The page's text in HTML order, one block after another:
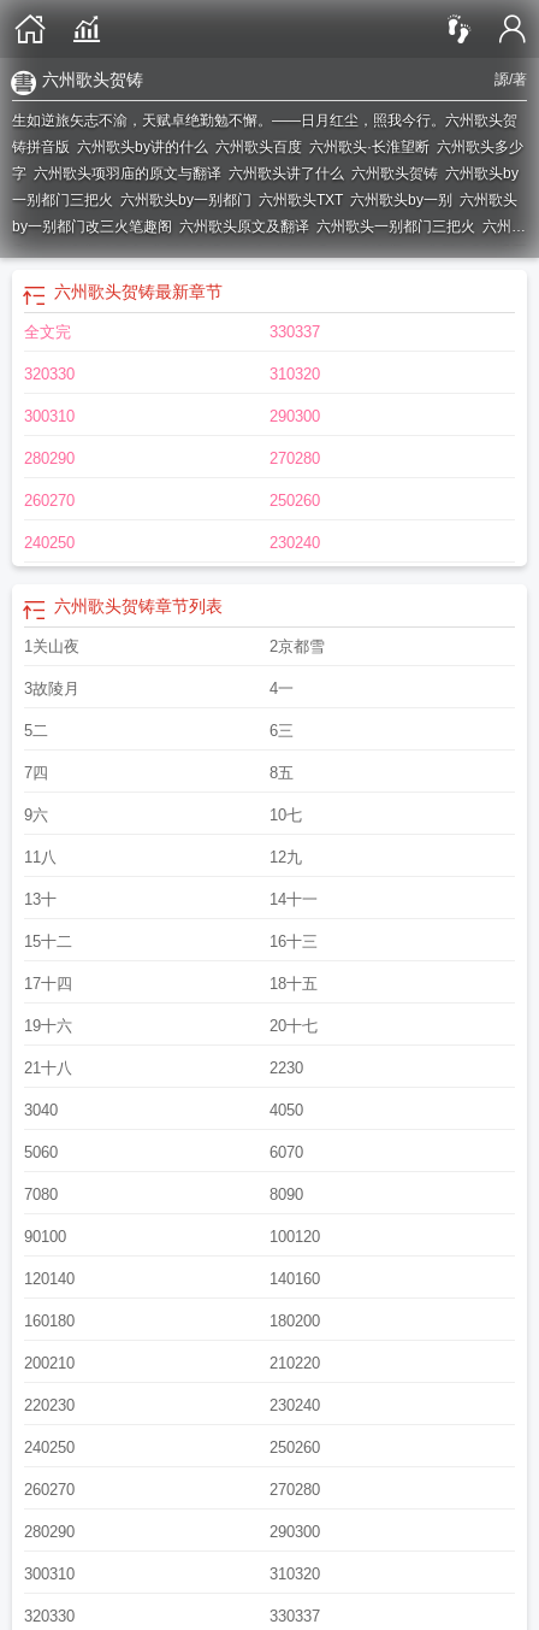
謜/著
六州歌头贺铸
生如逆旅矢志不渝，天赋卓绝勤勉不懈。——日月红尘，照我今行。 六州歌头贺
铸拼音版 六州歌头by讲的什么 六州歌头百度 六州歌头·长淮望断 六州歌头多少
字 六州歌头项羽庙的原文与翻译 六州歌头讲了什么 六州歌头贺铸 六州歌头by
一别都门三把火 六州歌头by一别都门 六州歌头TXT 六州歌头by一别 六州歌头
by一别都门改三火笔趣阁 六州歌头原文及翻译 六州歌头一别都门三把火 六州歌
头by一别都门改三火六州歌头讲的什么六州歌头by一别都门txt六州歌头长淮望
六州歌头国庆改胡桥木词 六州歌头少年侠气拼音版
头韩元吉
六州歌头by
音版六州歌头陆令从谢竟 六州歌头张孝祥六州歌头题岳鄂王庙
歌头翻译
六州歌头贺铸最新章节
全文完 330337
320330 310320
300310 290300
280290 270280
260270 250260
240250 230240
六州歌头贺铸章节列表
1关山夜 2京都雪
3故陵月 4一
5二 6三
7四 8五
9六 10七
11八 12九
13十 14十一
15十二 16十三
17十四 18十五
19十六 20十七
21十八 2230
3040 4050
5060 6070
7080 8090
90100 100120
120140 140160
160180 180200
200210 210220
220230 230240
240250 250260
260270 270280
280290 290300
300310 310320
320330 330337